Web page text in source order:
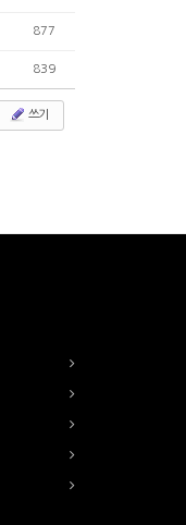
877
839
쓰기